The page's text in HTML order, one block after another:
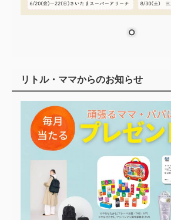
リトル・ママからのお知らせ